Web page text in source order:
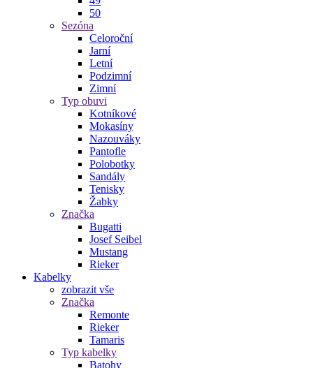
50
Sezóna
Celoroční
Jarní
Letní
Podzimní
Zimní
Typ obuvi
Kotníkové
Mokasíny
Nazouváky
Pantofle
Polobotky
Sandály
Tenisky
Žabky
Značka
Bugatti
Josef Seibel
Mustang
Rieker
Kabelky
zobrazit vše
Značka
Remonte
Rieker
Tamaris
Typ kabelky
Batohy